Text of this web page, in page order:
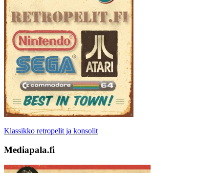
Klassikko retropelit ja konsolit
Mediapala.fi